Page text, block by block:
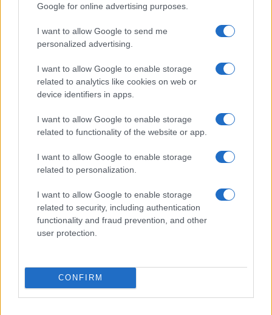
Google for online advertising purposes.
I want to allow Google to send me
personalized advertising.
I want to allow Google to enable storage
related to analytics like cookies on web or
device identifiers in apps.
I want to allow Google to enable storage
related to functionality of the website or app.
I want to allow Google to enable storage
related to personalization.
I want to allow Google to enable storage
related to security, including authentication
functionality and fraud prevention, and other
user protection.
CONFIRM
Continua a leggere
EDUCAZIONE E CRESCITA